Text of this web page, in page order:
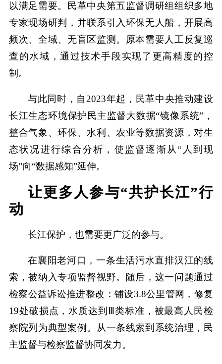
以满足需要。民革中央第五监督调研组组织多地
专家现场研判，并联系引入环保无人船，开展高
频次、全域、无盲区监测。原本需要人工反复巡
查的水域，通过技术手段实现了更高精度的控
制。
与此同时，自2023年起，民革中央推动建设
长江生态环境保护民主监督大数据“镜像系统”，
整合气象、环保、水利、农业等数据资源，对生
态状况进行综合分析，使监督逐渐从“人到现
场”向“数据感知”延伸。
让更多人参与“共护长江”行
动
长江保护，也需要更广泛的参与。
在襄阳老河口，一条生活污水直排汉江的线
索，被纳入专项监督视野。随后，这一问题通过
检察公益诉讼推进整改：铺设3.8公里管网，修复
19处破损点，水质达到Ⅲ类标准，被最高人民检
察院列为典型案例。从一条线索到系统治理，民
主监督与检察监督协同发力。